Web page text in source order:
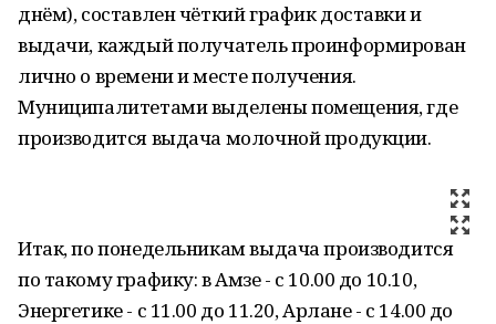
днём), составлен чёткий график доставки и
выдачи, каждый получатель проинформирован
лично о времени и месте получения.
Муниципалитетами выделены помещения, где
производится выдача молочной продукции.
Итак, по понедельникам выдача производится
по такому графику: в Амзе - с 10.00 до 10.10,
Энергетике - с 11.00 до 11.20, Арлане - с 14.00 до